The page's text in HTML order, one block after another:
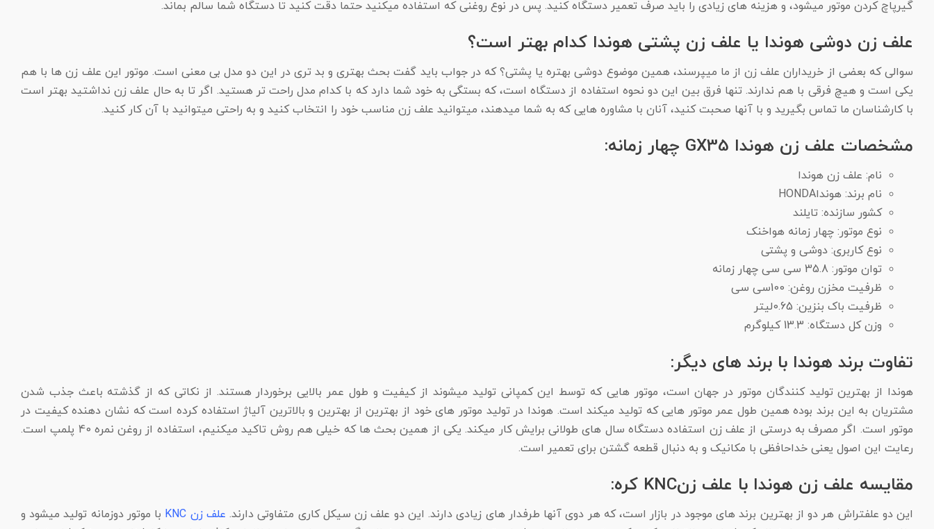
گیرپاچ کردن موتور میشود، و هزینه های زیادی را باید صرف تعمیر دستگاه کنید. پس در نوع روغنی که استفاده میکنید حتما دقت کنید تا دستگاه شما سالم بماند.
علف زن دوشی هوندا یا علف زن پشتی هوندا کدام بهتر است؟
سوالی که بعضی از خریداران علف زن از ما میپرسند، همین موضوع دوشی بهتره یا پشتی؟ که در جواب باید گفت بحث بهتری و بد تری در این دو مدل بی معنی است. موتور این علف زن ها با هم
یکی است و هیچ فرقی با هم ندارند. تنها فرق بین این دو نحوه استفاده از دستگاه است، که بستگی به خود شما دارد که با کدام مدل راحت تر هستید. اگر تا به حال علف زن نداشتید بهتر است
با کارشناسان ما تماس بگیرید و با آنها صحبت کنید، آنان با مشاوره هایی که به شما میدهند، میتوانید علف زن مناسب خود را انتخاب کنید و به راحتی میتوانید با آن کار کنید.
مشخصات علف زن هوندا GX35 چهار زمانه:
نام: علف زن هوندا
نام برند: هونداHONDA
کشور سازنده: تایلند
نوع موتور: چهار زمانه هواخنک
نوع کاربری: دوشی و پشتی
توان موتور: 35.8 سی سی چهار زمانه
ظرفیت مخزن روغن: 100سی سی
ظرفیت باک بنزین: 0.65لیتر
وزن کل دستگاه: 13.3 کیلوگرم
تفاوت برند هوندا با برند های دیگر:
هوندا از بهترین تولید کنندگان موتور در جهان است، موتور هایی که توسط این کمپانی تولید میشوند از کیفیت و طول عمر بالایی برخوردار هستند. از نکاتی که از گذشته باعث جذب شدن
مشتریان به این برند بوده همین طول عمر موتور هایی که تولید میکند است. هوندا در تولید موتور های خود از بهترین از بهترین و بالاترین آلیاژ استفاده کرده است که نشان دهنده کیفیت در
موتور است. اگر مصرف به درستی از علف زن استفاده دستگاه سال های طولانی برایش کار میکند. یکی از همین بحث ها که خیلی هم روش تاکید میکنیم، استفاده از روغن نمره 40 پلمپ است.
رعایت این اصول یعنی خداحافظی با مکانیک و به دنبال قطعه گشتن برای تعمیر است.
مقایسه علف زن هوندا با علف زنKNC کره:
این دو علفتراش هر دو از بهترین برند های موجود در بازار است، که هر دوی آنها طرفدار های زیادی دارند. این دو علف زن سیکل کاری متفاوتی دارند. علف زن KNC
با موتور دوزمانه تولید میشود و